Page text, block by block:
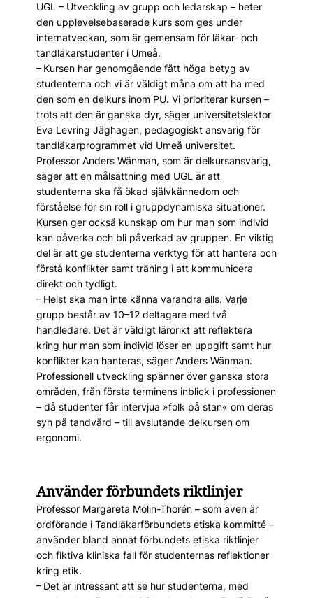
UGL – Utveckling av grupp och ledarskap – heter
den upplevelsebaserade kurs som ges under
internatveckan, som är gemensam för läkar- och
tandläkarstudenter i Umeå.
– Kursen har genomgående fått höga betyg av
studenterna och vi är väldigt måna om att ha med
den som en delkurs inom PU. Vi prioriterar kursen –
trots att den är ganska dyr, säger universitetslektor
Eva Levring Jäghagen, pedagogiskt ansvarig för
tandläkarprogrammet vid Umeå universitet.
Professor Anders Wänman, som är delkursansvarig,
säger att en målsättning med UGL är att
studenterna ska få ökad självkännedom och
förståelse för sin roll i gruppdynamiska situationer.
Kursen ger också kunskap om hur man som individ
kan påverka och bli påverkad av gruppen. En viktig
del är att ge studenterna verktyg för att hantera och
förstå konflikter samt träning i att kommunicera
direkt och tydligt.
– Helst ska man inte känna varandra alls. Varje
grupp består av 10–12 deltagare med två
handledare. Det är väldigt lärorikt att reflektera
kring hur man som individ löser en uppgift samt hur
konflikter kan hanteras, säger Anders Wänman.
Professionell utveckling spänner över ganska stora
områden, från första terminens inblick i professionen
– då studenter får intervjua »folk på stan« om deras
syn på tandvård – till avslutande delkursen om
ergonomi.
Använder förbundets riktlinjer
Professor Margareta Molin-Thorén – som även är
ordförande i Tandläkarförbundets etiska kommitté –
använder bland annat förbundets etiska riktlinjer
och fiktiva kliniska fall för studenternas reflektioner
kring etik.
– Det är intressant att se hur studenterna, med